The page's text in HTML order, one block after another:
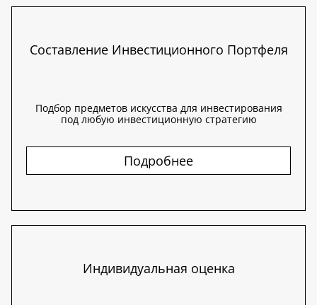
Составление Инвестиционного Портфеля
Подбор предметов искусства для инвестирования
под любую инвестиционную стратегию
Подробнее
Индивидуальная оценка